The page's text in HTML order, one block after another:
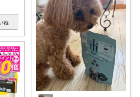
ね